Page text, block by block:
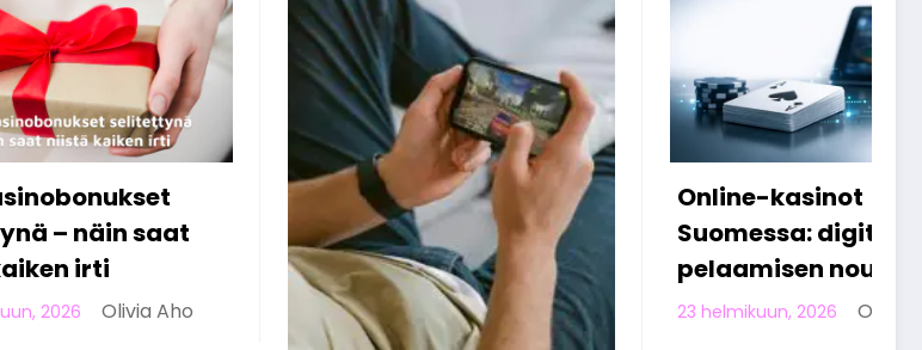
Online-kasinot
Suomessa: digitaalisen
pelaamisen nousu
23 helmikuun, 2026 Olivia Aho
Miten suomalaiset
viettävät vapaa-aikaa
verkossa työpäivän
jälkeen